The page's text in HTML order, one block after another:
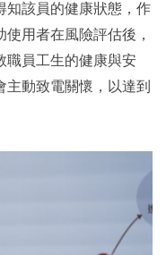
知該員的健康狀態，作
用者在風險評估後，
職員工生的健康與安
動致電關懷，以達到